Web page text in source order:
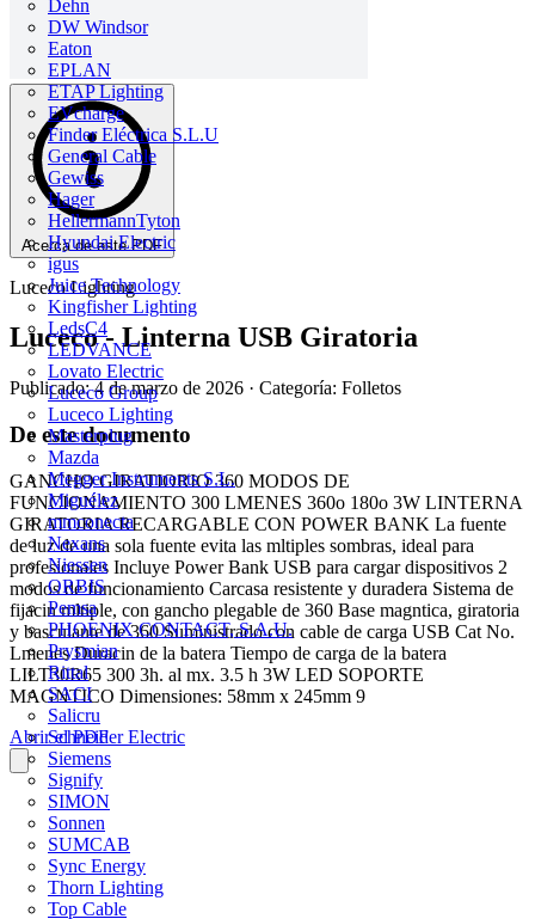
Dehn
DW Windsor
Eaton
EPLAN
ETAP Lighting
EVcharge
Finder Eléctrica S.L.U
General Cable
Gewiss
Hager
HellermannTyton
Hyundai Electric
igus
Juice Technology
Kingfisher Lighting
LedsC4
LEDVANCE
Lovato Electric
Luceco Group
Luceco Lighting
Masterplug
Mazda
Megger Instruments S.L.
Miguélez
mmconecta
Nexans
Niessen
ORBIS
Pemsa
PHOENIX CONTACT, S.A.U.
Prysmian
Rittal
SACI
Salicru
Schneider Electric
Siemens
Signify
SIMON
Sonnen
SUMCAB
Sync Energy
Thorn Lighting
Top Cable
Acerca de este PDF
Luceco Lighting
Luceco - Linterna USB Giratoria
Publicado: 4 de marzo de 2026 · Categoría: Folletos
De este documento
GANCHO GIRATIORIO 360 MODOS DE
FUNCIONAMIENTO 300 LMENES 360o 180o 3W LINTERNA
GIRATORIA RECARGABLE CON POWER BANK La fuente
de luz de una sola fuente evita las mltiples sombras, ideal para
profesionales Incluye Power Bank USB para cargar dispositivos 2
modos de funcionamiento Carcasa resistente y duradera Sistema de
fijacin mltiple, con gancho plegable de 360 Base magntica, giratoria
y basculante de 360 Suministrado con cable de carga USB Cat No.
Lmenes Duracin de la batera Tiempo de carga de la batera
LILT30R65 300 3h. al mx. 3.5 h 3W LED SOPORTE
MAGNTICO Dimensiones: 58mm x 245mm 9
Abrir el PDF